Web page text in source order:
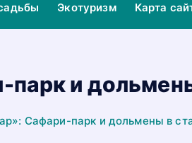
Экотуризм Карта
и
Сафари-парк и дольмены в